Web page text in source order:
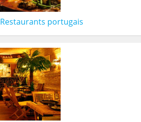
Restaurants portugais